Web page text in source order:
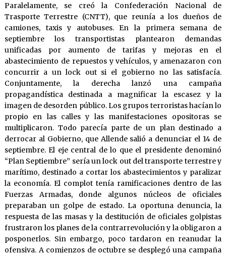
Paralelamente, se creó la Confederación Nacional de
Trasporte Terrestre (CNTT), que reunía a los dueños de
camiones, taxis y autobuses. En la primera semana de
septiembre los transportistas plantearon demandas
unificadas por aumento de tarifas y mejoras en el
abastecimiento de repuestos y vehículos, y amenazaron con
concurrir a un lock out si el gobierno no las satisfacía.
Conjuntamente, la derecha lanzó una campaña
propagandística destinada a magnificar la escasez y la
imagen de desorden público. Los grupos terroristas hacían lo
propio en las calles y las manifestaciones opositoras se
multiplicaron. Todo parecía parte de un plan destinado a
derrocar al Gobierno, que Allende salió a denunciar el 14 de
septiembre. El eje central de lo que el presidente denominó
“Plan Septiembre” sería un lock out del transporte terrestre y
marítimo, destinado a cortar los abastecimientos y paralizar
la economía. El complot tenía ramificaciones dentro de las
Fuerzas Armadas, donde algunos núcleos de oficiales
preparaban un golpe de estado. La oportuna denuncia, la
respuesta de las masas y la destitución de oficiales golpistas
frustraron los planes de la contrarrevolución y la obligaron a
posponerlos. Sin embargo, poco tardaron en reanudar la
ofensiva. A comienzos de octubre se desplegó una campaña